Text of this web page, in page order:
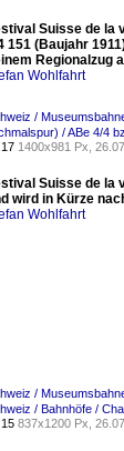
Suisse de la
151 (Baujahr
Regionalzug
Wohlfahrt
/
/ ABe 4/4
17 1400x981 Px,
Suisse de la
wird in Kürze
Wohlfahrt
/
/ Bahnhöfe /
15 837x1200 Px,